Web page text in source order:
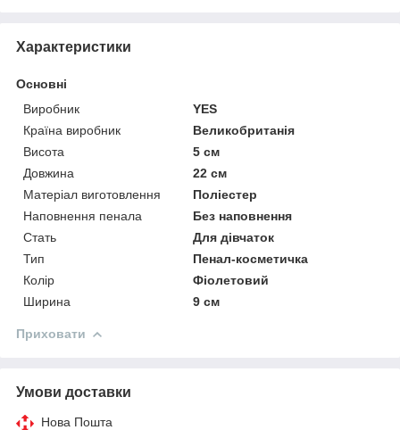
Характеристики
Основні
Виробник
YES
Країна виробник
Великобританія
Висота
5 см
Довжина
22 см
Матеріал виготовлення
Поліестер
Наповнення пенала
Без наповнення
Стать
Для дівчаток
Тип
Пенал-косметичка
Колір
Фіолетовий
Ширина
9 см
Приховати
Умови доставки
Нова Пошта